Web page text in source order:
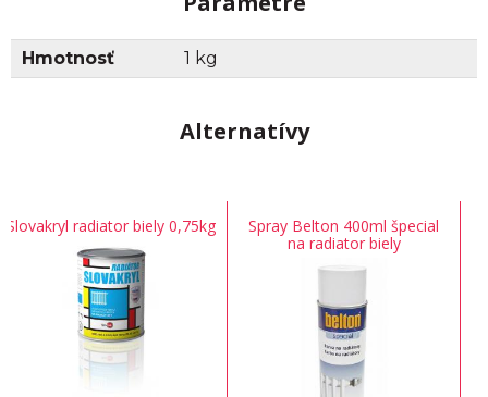
Hmotnosť 1 kg
Alternatívy
Slovakryl radiator biely 0,75kg
Spray Belton 400ml špecial
na radiator biely